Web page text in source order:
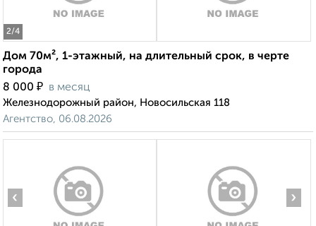
2/4
Дом 70м², 1-этажный, на длительный срок, в черте
города
8 000 ₽ в месяц
Железнодорожный район, Новосильская 118
Агентство, 06.08.2026
‹ ›